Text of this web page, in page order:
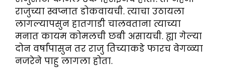
राजुच्या स्वप्नात डोकवायची. त्याचा उठायला
लागल्यापसुन हातगाडी चालवताना त्याच्या
मनात कायम कोमलची छबी असायची. ह्या गेल्या
दोन वर्षांपासुन तर राजु तिच्याकडे फारच वेगळ्या
नजरेने पाहु लागला होता.